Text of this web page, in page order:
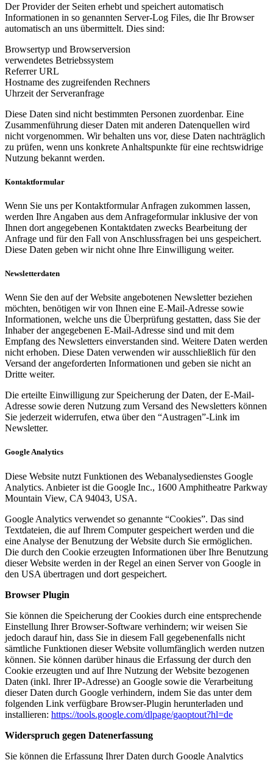
Der Provider der Seiten erhebt und speichert automatisch
Informationen in so genannten Server-Log Files, die Ihr Browser
automatisch an uns übermittelt. Dies sind:
Browsertyp und Browserversion
verwendetes Betriebssystem
Referrer URL
Hostname des zugreifenden Rechners
Uhrzeit der Serveranfrage
Diese Daten sind nicht bestimmten Personen zuordenbar. Eine
Zusammenführung dieser Daten mit anderen Datenquellen wird
nicht vorgenommen. Wir behalten uns vor, diese Daten nachträglich
zu prüfen, wenn uns konkrete Anhaltspunkte für eine rechtswidrige
Nutzung bekannt werden.
Kontaktformular
Wenn Sie uns per Kontaktformular Anfragen zukommen lassen,
werden Ihre Angaben aus dem Anfrageformular inklusive der von
Ihnen dort angegebenen Kontaktdaten zwecks Bearbeitung der
Anfrage und für den Fall von Anschlussfragen bei uns gespeichert.
Diese Daten geben wir nicht ohne Ihre Einwilligung weiter.
Newsletterdaten
Wenn Sie den auf der Website angebotenen Newsletter beziehen
möchten, benötigen wir von Ihnen eine E-Mail-Adresse sowie
Informationen, welche uns die Überprüfung gestatten, dass Sie der
Inhaber der angegebenen E-Mail-Adresse sind und mit dem
Empfang des Newsletters einverstanden sind. Weitere Daten werden
nicht erhoben. Diese Daten verwenden wir ausschließlich für den
Versand der angeforderten Informationen und geben sie nicht an
Dritte weiter.
Die erteilte Einwilligung zur Speicherung der Daten, der E-Mail-
Adresse sowie deren Nutzung zum Versand des Newsletters können
Sie jederzeit widerrufen, etwa über den “Austragen”-Link im
Newsletter.
Google Analytics
Diese Website nutzt Funktionen des Webanalysedienstes Google
Analytics. Anbieter ist die Google Inc., 1600 Amphitheatre Parkway
Mountain View, CA 94043, USA.
Google Analytics verwendet so genannte “Cookies”. Das sind
Textdateien, die auf Ihrem Computer gespeichert werden und die
eine Analyse der Benutzung der Website durch Sie ermöglichen.
Die durch den Cookie erzeugten Informationen über Ihre Benutzung
dieser Website werden in der Regel an einen Server von Google in
den USA übertragen und dort gespeichert.
Browser Plugin
Sie können die Speicherung der Cookies durch eine entsprechende
Einstellung Ihrer Browser-Software verhindern; wir weisen Sie
jedoch darauf hin, dass Sie in diesem Fall gegebenenfalls nicht
sämtliche Funktionen dieser Website vollumfänglich werden nutzen
können. Sie können darüber hinaus die Erfassung der durch den
Cookie erzeugten und auf Ihre Nutzung der Website bezogenen
Daten (inkl. Ihrer IP-Adresse) an Google sowie die Verarbeitung
dieser Daten durch Google verhindern, indem Sie das unter dem
folgenden Link verfügbare Browser-Plugin herunterladen und
installieren: https://tools.google.com/dlpage/gaoptout?hl=de
Widerspruch gegen Datenerfassung
Sie können die Erfassung Ihrer Daten durch Google Analytics